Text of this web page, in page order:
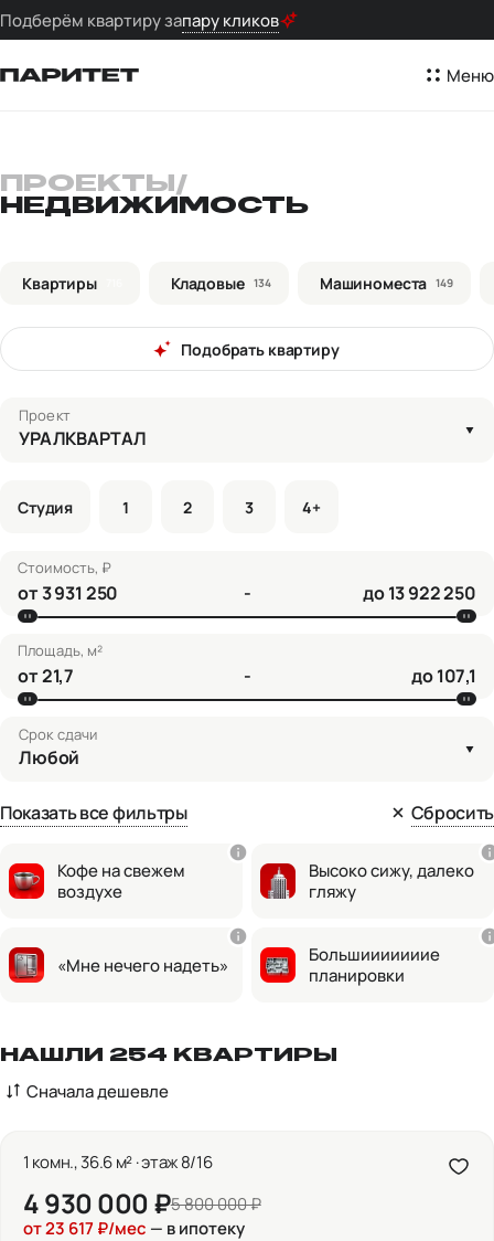
Подберём квартиру запару кликов
Меню
ПРОЕКТЫ /
НЕДВИЖИМОСТЬ
Квартиры Кладовые 134 Машиноместа 149
Подобрать квартиру
Проект
УРАЛКВАРТАЛ
Студия 1 2 3 4+
Стоимость, ₽
от - до
Площадь, м²
от - до
Срок сдачи
Любой
Показать все фильтры Сбросить
Кофе на свежем
воздухе
Высоко сижу, далеко
гляжу
«Мне нечего надеть»
Большииииииие
планировки
НАШЛИ 254 КВАРТИРЫ
Сначала дешевле
1 комн., 36.6 м² · этаж 8/16
4 930 000 ₽5 800 000 ₽
от 23 617 ₽/мес — в ипотеку